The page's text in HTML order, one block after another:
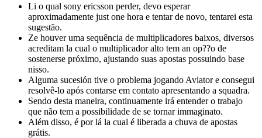
Li o qual sony ericsson perder, devo esperar
aproximadamente just one hora e tentar de novo, tentarei esta
sugestão.
Ze houver uma sequência de multiplicadores baixos, diversos
acreditam la cual o multiplicador alto tem an op??o de
sostenerse próximo, ajustando suas apostas possuindo base
nisso.
Alguma sucesión tive o problema jogando Aviator e consegui
resolvê-lo após contarse em contato apresentando a squadra.
Sendo desta maneira, continuamente irá entender o trabajo
que não tem a possibilidade de se tornar immaginato.
Além disso, é por lá la cual é liberada a chuva de apostas
grátis.